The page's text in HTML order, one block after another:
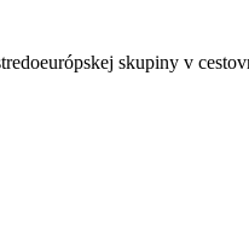
výberom hlavného chodu,
lôžkom a rozkladacím
skupiny v